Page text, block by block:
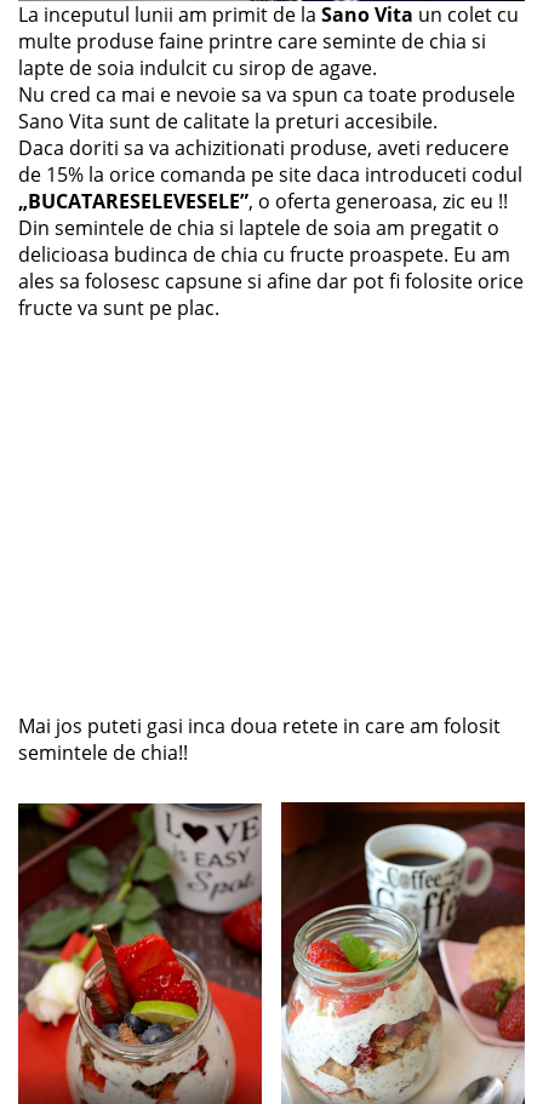
La inceputul lunii am primit de la Sano Vita un colet cu
multe produse faine printre care seminte de chia si
lapte de soia indulcit cu sirop de agave.
Nu cred ca mai e nevoie sa va spun ca toate produsele
Sano Vita sunt de calitate la preturi accesibile.
Daca doriti sa va achizitionati produse, aveti reducere
de 15% la orice comanda pe site daca introduceti codul
„BUCATARESELEVESELE”, o oferta generoasa, zic eu !!
Din semintele de chia si laptele de soia am pregatit o
delicioasa budinca de chia cu fructe proaspete. Eu am
ales sa folosesc capsune si afine dar pot fi folosite orice
fructe va sunt pe plac.
Mai jos puteti gasi inca doua retete in care am folosit
semintele de chia!!